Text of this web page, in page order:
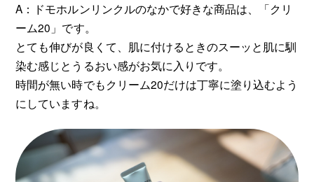
A：ドモホルンリンクルのなかで好きな商品は、「クリ
ーム20」です。
とても伸びが良くて、肌に付けるときのスーッと肌に馴
染む感じとうるおい感がお気に入りです。
時間が無い時でもクリーム20だけは丁寧に塗り込むよう
にしていますね。